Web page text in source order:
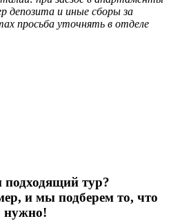
депозита и иные сборы за
просьба уточнять в отделе
тур?
и мы подберем то, что
нужно!